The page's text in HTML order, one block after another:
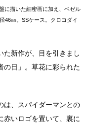
に描いた細密画に加え、ベゼル
46㎜。SSケース。クロコダイ
新作が、目を引きまし
の日」。草花に彩られた
、スパイダーマンとの
赤いロゴを置いて、裏に